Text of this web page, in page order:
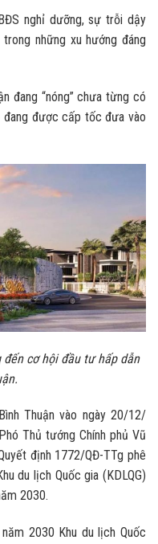
nghỉ dưỡng, sự trỗi dậy
những xu hướng đáng
đang “nóng” chưa từng có
được cấp tốc đưa vào
cơ hội đầu tư hấp dẫn
Thuận vào ngày 20/12/
Thủ tướng Chính phủ Vũ
định 1772/QĐ-TTg phê
du lịch Quốc gia (KDLQG)
2030.
2030 Khu du lịch Quốc